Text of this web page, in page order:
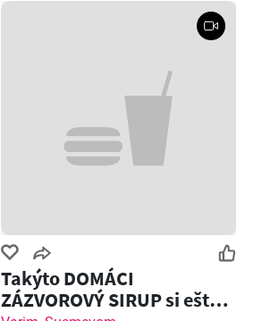
Takýto DOMÁCI
ZÁZVOROVÝ SIRUP si ešte